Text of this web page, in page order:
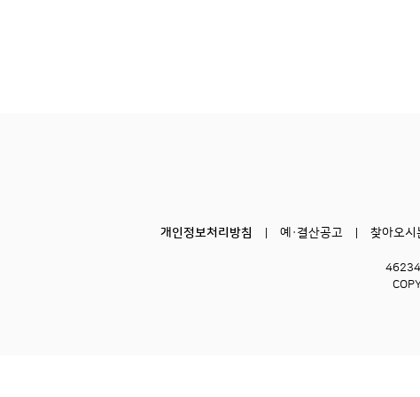
개인정보처리방침 예·결산공고 찾아오시
46234